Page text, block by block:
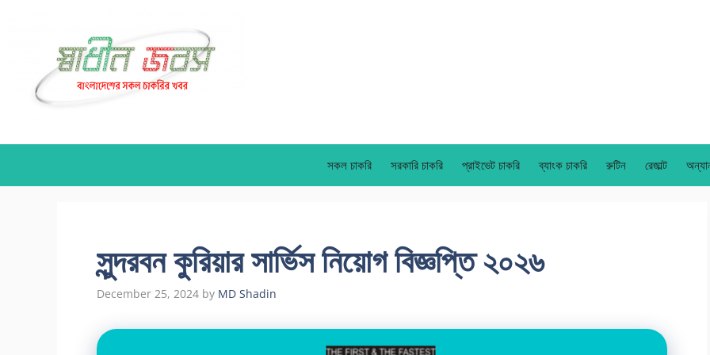
সকল চাকরি সরকারি চাকরি প্রাইভেট চাকরি ব্যাংক চাকরি রুটিন রেজাল্ট
সুন্দরবন কুরিয়ার সার্ভিস নিয়োগ বিজ্ঞপ্তি ২০২৬
December 25, 2024 by MD Shadin